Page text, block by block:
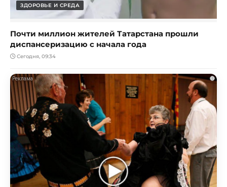
ЗДОРОВЬЕ И СРЕДА
Почти миллион жителей Татарстана прошли
диспансеризацию с начала года
Сегодня, 09:34
i